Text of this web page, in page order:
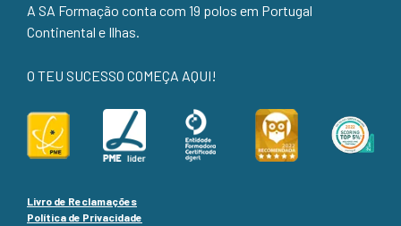
A SA Formação conta com 19 polos em Portugal
Continental e Ilhas.
O TEU SUCESSO COMEÇA AQUI!
Livro de Reclamações
Política de Privacidade